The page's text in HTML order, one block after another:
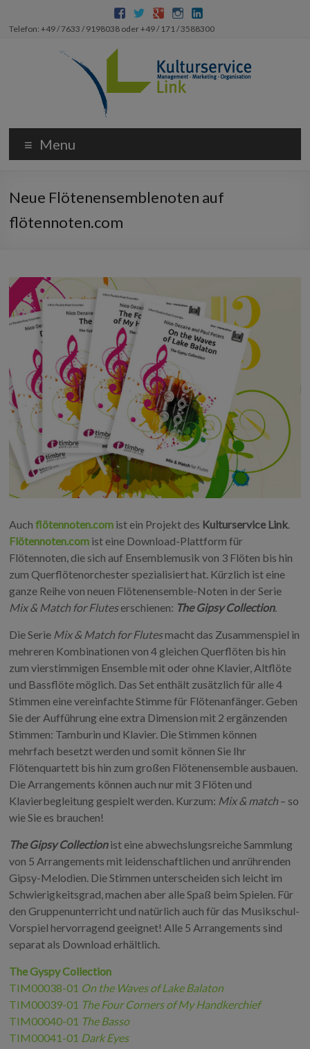
Telefon: +49 / 7633 / 9198038 oder +49 / 171 / 3588300
Menu
Neue Flötenensemblenoten auf
flötennoten.com
Auchflötennoten.com ist ein Projekt des Kulturservice Link.
Flötennoten.com ist eine Download-Plattform für
Flötennoten, die sich auf Ensemblemusik von 3 Flöten bis hin
zum Querflötenorchester spezialisiert hat. Kürzlich ist eine
ganze Reihe von neuen Flötenensemble-Noten in der Serie
Mix & Match for Fluteserschienen: The Gipsy Collection.
Die Serie Mix & Match for Flutesmacht das Zusammenspiel in
mehreren Kombinationen von 4 gleichen Querflöten bis hin
zum vierstimmigen Ensemble mit oder ohne Klavier, Altflöte
und Bassflöte möglich. Das Set enthält zusätzlich für alle 4
Stimmen eine vereinfachte Stimme für Flötenanfänger. Geben
Sie der Aufführung eine extra Dimension mit 2 ergänzenden
Stimmen: Tamburin und Klavier. Die Stimmen können
mehrfach besetzt werden und somit können Sie Ihr
Flötenquartett bis hin zum großen Flötenensemble ausbauen.
Die Arrangements können auch nur mit 3 Flöten und
Klavierbegleitung gespielt werden. Kurzum: Mix & match – so
wie Sie es brauchen!
The Gipsy Collectionist eine abwechslungsreiche Sammlung
von 5 Arrangements mit leidenschaftlichen und anrührenden
Gipsy-Melodien. Die Stimmen unterscheiden sich leicht im
Schwierigkeitsgrad, machen aber alle Spaß beim Spielen. Für
den Gruppenunterricht und natürlich auch für das Musikschul-
Vorspiel hervorragend geeignet! Alle 5 Arrangements sind
separat als Download erhältlich.
The Gyspy Collection
TIM00038-01 On the Waves of Lake Balaton
TIM00039-01 The Four Corners of My Handkerchief
TIM00040-01 The Basso
TIM00041-01 Dark Eyes